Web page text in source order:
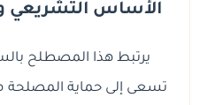
الأساس التشريعي
يرتبط هذا المصطلح
تسعى إلى حماية المصلحة